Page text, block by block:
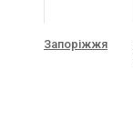
Запоріжжя